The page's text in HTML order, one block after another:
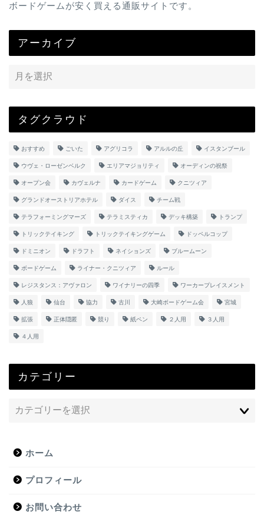
ボードゲームが安く買える通販サイトです。
アーカイブ
タグクラウド
おすすめ ごいた アグリコラ アルルの丘 イスタンブール
ウヴェ・ローゼンベルク エリアマジョリティ オーディンの祝祭
オープン会 カヴェルナ カードゲーム クニツィア
グランドオーストリアホテル ダイス チーム戦
テラフォーミングマーズ テラミスティカ デッキ構築 トランプ
トリックテイキング トリックテイキングゲーム ドッペルコップ
ドミニオン ドラフト ネイションズ ブルームーン
ボードゲーム ライナー・クニツィア ルール
レジスタンス：アヴァロン ワイナリーの四季 ワーカープレイスメント
人狼 仙台 協力 古川 大崎ボードゲーム会 宮城
拡張 正体隠匿 競り 紙ペン ２人用 ３人用
４人用
カテゴリー
ホーム
プロフィール
お問い合わせ